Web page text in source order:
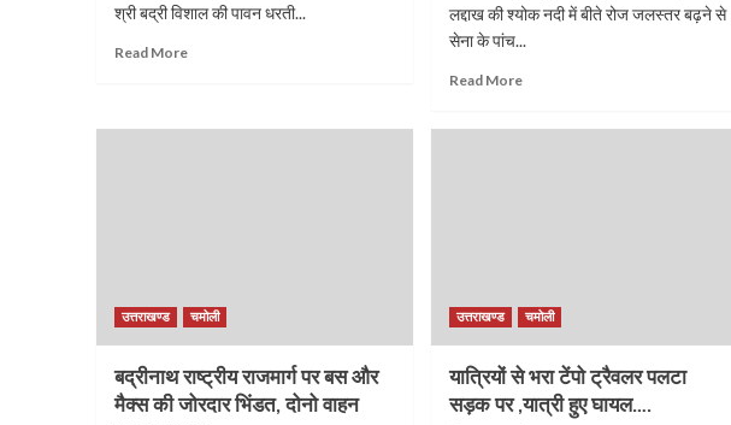
श्री बद्री विशाल की पावन धरती...
Read More
लद्दाख की श्योक नदी में बीते रोज जलस्तर बढ़ने से
सेना के पांच...
Read More
उत्तराखण्ड चमोली
बद्रीनाथ राष्ट्रीय राजमार्ग पर बस और
मैक्स की जोरदार भिंडत, दोनो वाहन
उत्तराखण्ड चमोली
यात्रियों से भरा टेंपो ट्रैवलर पलटा
सड़क पर ,यात्री हुए घायल….